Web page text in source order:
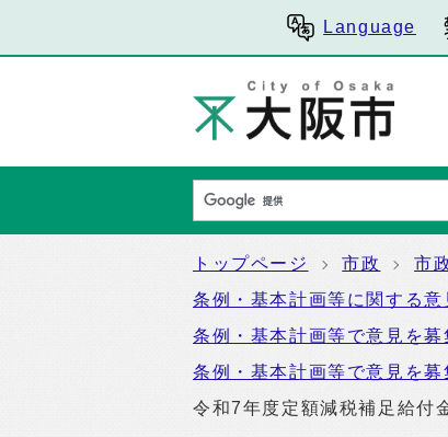
Language
トップページ 市政 市
条例・基本計画等に関する意
条例・基本計画等で意見を募
条例・基本計画等で意見を
令和7年度定額減税補足給付